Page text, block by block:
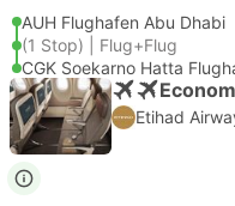
AUH Flughafen Abu Dhabi
(1 Stop) | Flug+Flug
CGK Soekarno Hatta
Etihad